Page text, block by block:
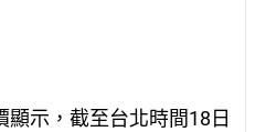
示，截至台北時間18日